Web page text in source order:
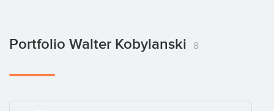
Portfolio Walter Kobylanski 8